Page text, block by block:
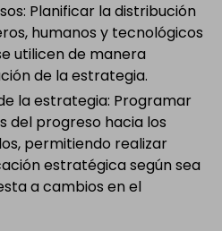
Planificar la distribución
humanos y tecnológicos
utilicen de manera
de la estrategia.
la estrategia: Programar
del progreso hacia los
permitiendo realizar
estratégica según sea
a cambios en el